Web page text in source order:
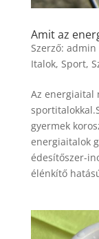
Amit az
Szerző: admin
Italok, Sport,
Az energiaital
gyermek
energiaitalok
édesítőszer-
élénkítő